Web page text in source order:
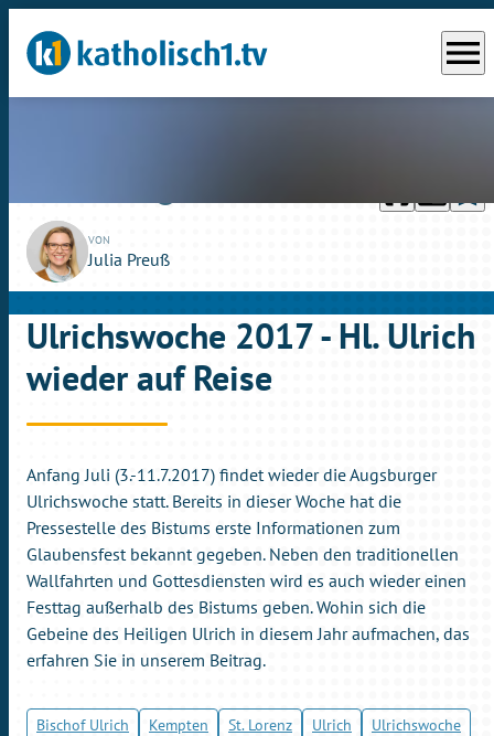
menu
VON
Julia Preuß
Ulrichswoche 2017 - Hl. Ulrich
wieder auf Reise
Anfang Juli (3.-11.7.2017) findet wieder die Augsburger
Ulrichswoche statt. Bereits in dieser Woche hat die
Pressestelle des Bistums erste Informationen zum
Glaubensfest bekannt gegeben. Neben den traditionellen
Wallfahrten und Gottesdiensten wird es auch wieder einen
Festtag außerhalb des Bistums geben. Wohin sich die
Gebeine des Heiligen Ulrich in diesem Jahr aufmachen, das
erfahren Sie in unserem Beitrag.
Bischof Ulrich Kempten St. Lorenz Ulrich Ulrichswoche